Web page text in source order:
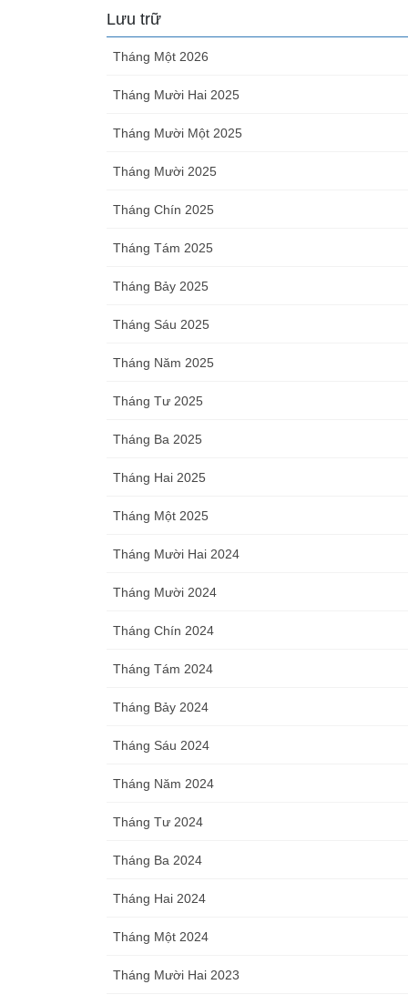
Lưu trữ
Tháng Một 2026
Tháng Mười Hai 2025
Tháng Mười Một 2025
Tháng Mười 2025
Tháng Chín 2025
Tháng Tám 2025
Tháng Bảy 2025
Tháng Sáu 2025
Tháng Năm 2025
Tháng Tư 2025
Tháng Ba 2025
Tháng Hai 2025
Tháng Một 2025
Tháng Mười Hai 2024
Tháng Mười 2024
Tháng Chín 2024
Tháng Tám 2024
Tháng Bảy 2024
Tháng Sáu 2024
Tháng Năm 2024
Tháng Tư 2024
Tháng Ba 2024
Tháng Hai 2024
Tháng Một 2024
Tháng Mười Hai 2023